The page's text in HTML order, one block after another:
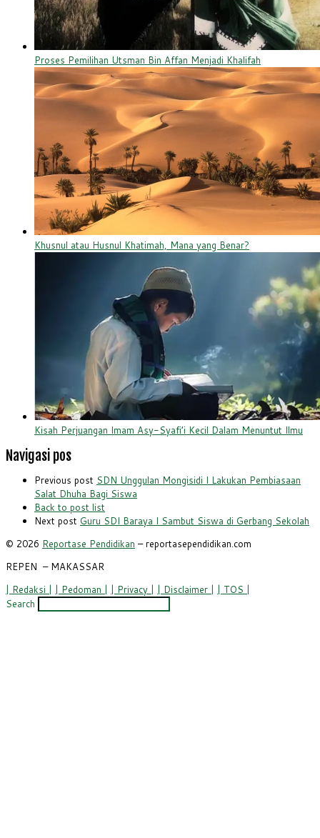
Proses Pemilihan Utsman Bin Affan Menjadi Khalifah
Khusnul atau Husnul Khatimah, Mana yang Benar?
Kisah Perjuangan Imam Asy-Syafi’i Kecil Dalam Menuntut Ilmu
Navigasi pos
Previous post SDN Unggulan Mongisidi I Lakukan Pembiasaan
Salat Dhuha Bagi Siswa
Back to post list
Next post Guru SDI Baraya I Sambut Siswa di Gerbang Sekolah
© 2026 Reportase Pendidikan – reportasependidikan.com
REPEN – MAKASSAR
| Redaksi | | Pedoman | | Privacy | | Disclaimer | | TOS |
Search